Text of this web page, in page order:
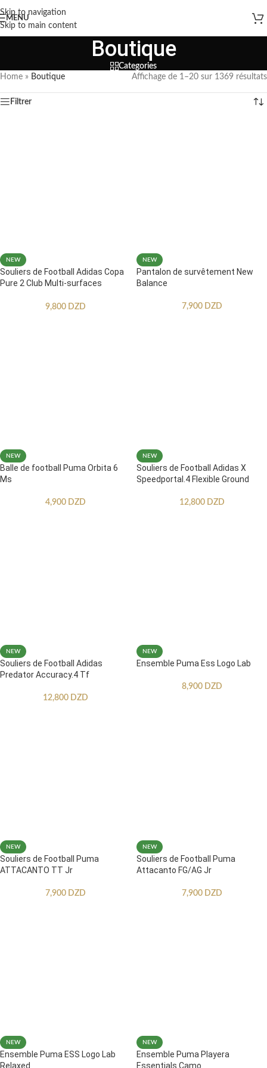
Skip to navigation
Skip to main content
MENU
Boutique
Categories
Home » Boutique Affichage de 1–20 sur 1369 résultats
Filtrer
NEW
Souliers de Football Adidas Copa
Pure 2 Club Multi-surfaces
9,800 DZD
NEW
Pantalon de survêtement New
Balance
7,900 DZD
NEW
Balle de football Puma Orbita 6
Ms
4,900 DZD
NEW
Souliers de Football Adidas X
Speedportal.4 Flexible Ground
12,800 DZD
NEW
Souliers de Football Adidas
Predator Accuracy.4 Tf
12,800 DZD
NEW
Ensemble Puma Ess Logo Lab
8,900 DZD
NEW
Souliers de Football Puma
ATTACANTO TT Jr
7,900 DZD
NEW
Souliers de Football Puma
Attacanto FG/AG Jr
7,900 DZD
NEW
Ensemble Puma ESS Logo Lab
Relaxed
NEW
Ensemble Puma Playera
Essentials Camo